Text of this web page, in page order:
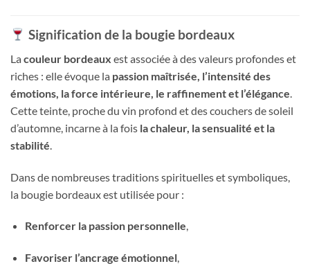
Signification de la bougie bordeaux
La couleur bordeaux est associée à des valeurs profondes et
riches : elle évoque la passion maîtrisée, l’intensité des
émotions, la force intérieure, le raffinement et l’élégance.
Cette teinte, proche du vin profond et des couchers de soleil
d’automne, incarne à la fois la chaleur, la sensualité et la
stabilité.
Dans de nombreuses traditions spirituelles et symboliques,
la bougie bordeaux est utilisée pour :
Renforcer la passion personnelle,
Favoriser l’ancrage émotionnel,